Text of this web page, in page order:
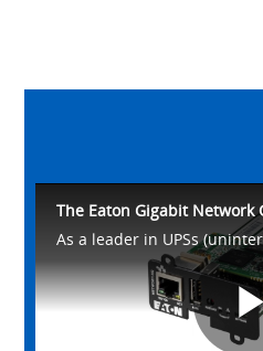
The Eaton Gigabit